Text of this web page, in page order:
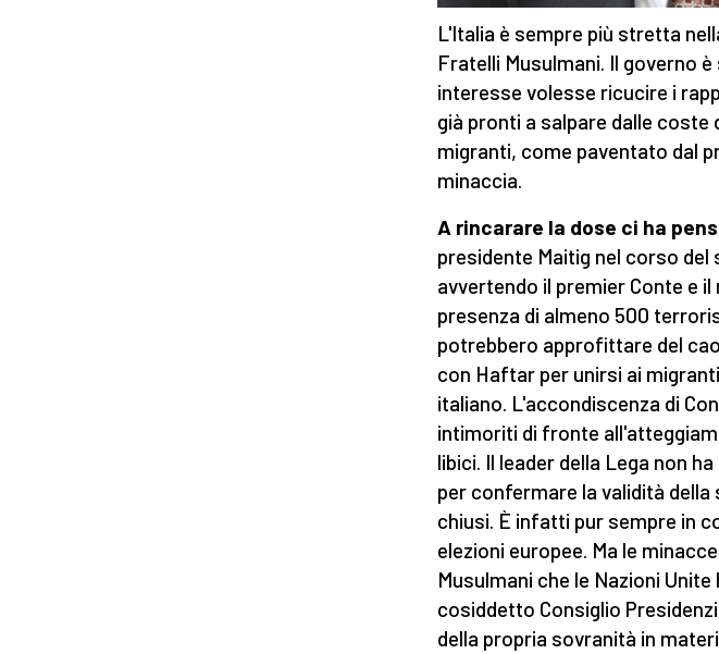
L'Italia è sempre più stretta
Fratelli Musulmani. Il governo
interesse volesse ricucire i
già pronti a salpare dalle
migranti, come paventato dal
minaccia.
A rincarare la dose ci ha
presidente Maitig nel corso
avvertendo il premier Conte e
presenza di almeno 500
potrebbero approfittare del
con Haftar per unirsi ai
italiano. L'accondiscenza di
intimoriti di fronte
libici. Il leader della Lega non
per confermare la validità
chiusi. È infatti pur sempre in
elezioni europee. Ma le
Musulmani che le Nazioni
cosiddetto Consiglio
della propria sovranità in